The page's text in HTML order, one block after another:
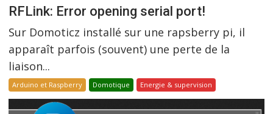
RFLink: Error opening serial port!
Sur Domoticz installé sur une rapsberry pi, il
apparaît parfois (souvent) une perte de la
liaison...
Arduino et Raspberry Domotique Energie & supervision